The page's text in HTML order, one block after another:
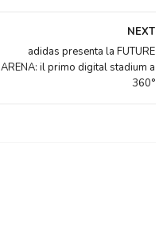
NEXT
adidas presenta la FUTURE
ARENA: il primo digital stadium a
360°